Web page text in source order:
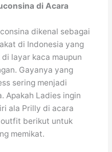
di Acara
dikenal sebagai
di Indonesia yang
layar kaca maupun
Gayanya yang
sering menjadi
Apakah Ladies ingin
ala Prilly di acara
outfit berikut untuk
memikat.